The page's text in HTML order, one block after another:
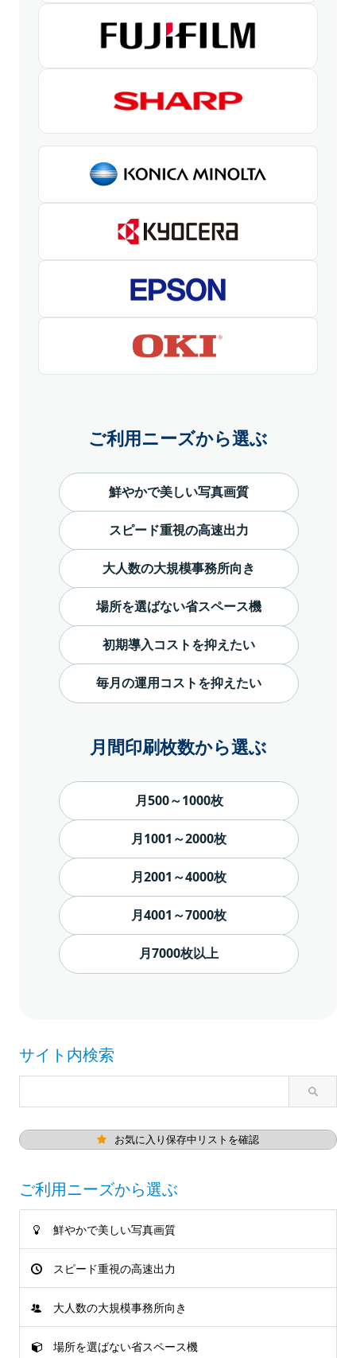
ご利用ニーズから選ぶ
鮮やかで美しい写真画質
スピード重視の高速出力
大人数の大規模事務所向き
場所を選ばない省スペース機
初期導入コストを抑えたい
毎月の運用コストを抑えたい
月間印刷枚数から選ぶ
月500～1000枚
月1001～2000枚
月2001～4000枚
月4001～7000枚
月7000枚以上
サイト内検索
お気に入り保存中リストを確認
ご利用ニーズから選ぶ
鮮やかで美しい写真画質
スピード重視の高速出力
大人数の大規模事務所向き
場所を選ばない省スペース機